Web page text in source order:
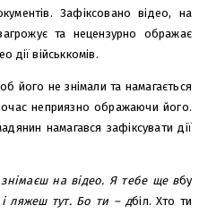
Зафіксовано відео, на
та нецензурно ображає
дії військкомів.
його не знімали та намагається
неприязно ображаючи його.
намагався зафіксувати дії
на відео. Я тебе ще вбу
ляжеш тут. Бо ти – дбіл. Хто ти